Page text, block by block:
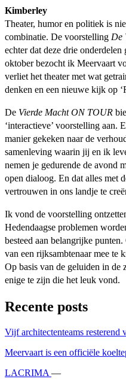
Kimberley
Theater, humor en politiek is
combinatie. De voorstelling De
echter dat deze drie
oktober bezocht ik Meervaart
verliet het theater met wat
denken en een nieuwe kijk op
De Vierde Macht ON TOUR
‘interactieve’ voorstelling aan.
manier gekeken naar de
samenleving waarin jij en ik
nemen je gedurende de avond
open dialoog. En dat alles met
vertrouwen in ons landje te
Ik vond de voorstelling
Hedendaagse problemen
besteed aan belangrijke
van een rijksambtenaar mee te
Op basis van de geluiden in de
enige te zijn die het leuk vond.
Recente posts
Vijf architectenteams resterend
Meervaart is een officiële
LACRIMA —